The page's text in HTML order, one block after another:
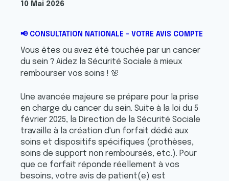
10 Mai 2026
📢CONSULTATION NATIONALE - VOTRE AVIS COMPTE
Vous êtes ou avez été touchée par un cancer
du sein ? Aidez la Sécurité Sociale à mieux
rembourser vos soins ! 🌸
Une avancée majeure se prépare pour la prise
en charge du cancer du sein. Suite à la loi du 5
février 2025, la Direction de la Sécurité Sociale
travaille à la création d'un forfait dédié aux
soins et dispositifs spécifiques (prothèses,
soins de support non remboursés, etc.). Pour
que ce forfait réponde réellement à vos
besoins, votre avis de patient(e) est